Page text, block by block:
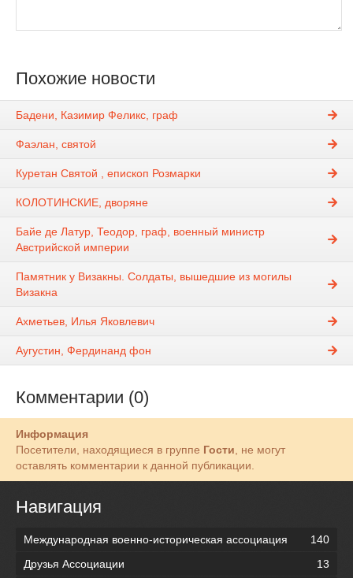
Похожие новости
Бадени, Казимир Феликс, граф
Фаэлан, святой
Куретан Святой , епископ Розмарки
КОЛОТИНСКИЕ, дворяне
Байе де Латур, Теодор, граф, военный министр
Австрийской империи
Памятник у Визакны. Солдаты, вышедшие из могилы
Визакна
Ахметьев, Илья Яковлевич
Аугустин, Фердинанд фон
Комментарии (0)
Информация
Посетители, находящиеся в группе Гости , не могут
оставлять комментарии к данной публикации.
Навигация
Международная военно-историческая ассоциация
140
Друзья Ассоциации
13